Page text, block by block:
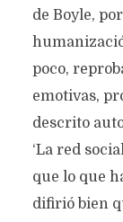
de Boyle,
poco,
emotivas,
descrito
‘La red
que lo que
difirió bien